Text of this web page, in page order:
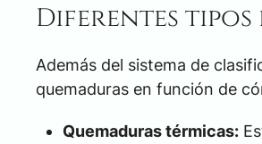
Diferentes tipos
Además del sistema de
quemaduras en función de
Quemaduras térmicas: